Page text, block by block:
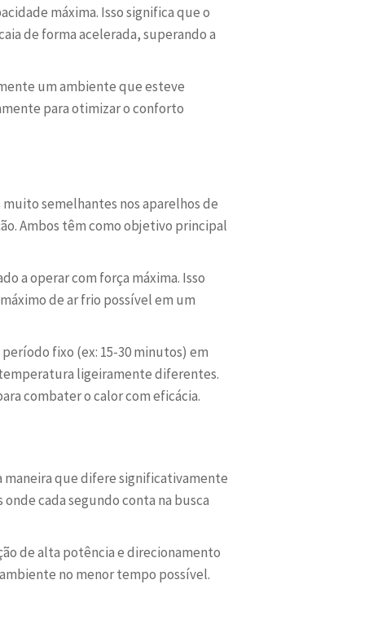
máxima. Isso significa que o
de forma acelerada, superando a
um ambiente que esteve
para otimizar o conforto
semelhantes nos aparelhos de
Ambos têm como objetivo principal
a operar com força máxima. Isso
de ar frio possível em um
fixo (ex: 15-30 minutos) em
ligeiramente diferentes.
combater o calor com eficácia.
que difere significativamente
cada segundo conta na busca
de alta potência e direcionamento
no menor tempo possível.